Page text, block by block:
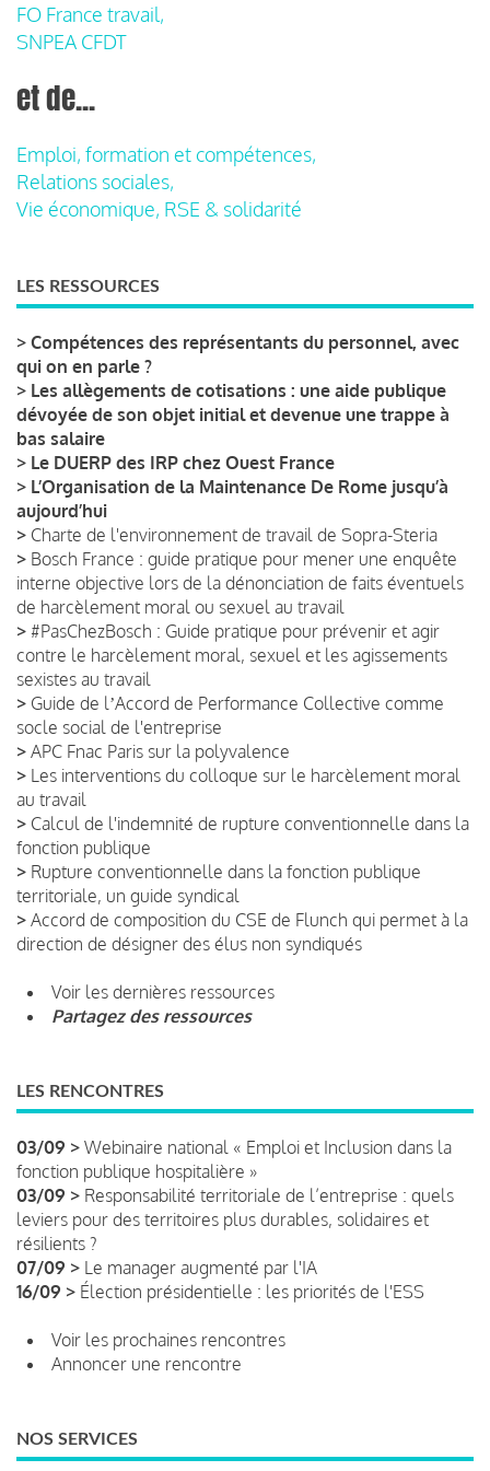
FO France travail,
SNPEA CFDT
et de...
Emploi, formation et compétences,
Relations sociales,
Vie économique, RSE & solidarité
LES RESSOURCES
> Compétences des représentants du personnel, avec
qui on en parle ?
> Les allègements de cotisations : une aide publique
dévoyée de son objet initial et devenue une trappe à
bas salaire
> Le DUERP des IRP chez Ouest France
> L’Organisation de la Maintenance De Rome jusqu’à
aujourd’hui
> Charte de l'environnement de travail de Sopra-Steria
> Bosch France : guide pratique pour mener une enquête
interne objective lors de la dénonciation de faits éventuels
de harcèlement moral ou sexuel au travail
> #PasChezBosch : Guide pratique pour prévenir et agir
contre le harcèlement moral, sexuel et les agissements
sexistes au travail
> Guide de lʼAccord de Performance Collective comme
socle social de l'entreprise
> APC Fnac Paris sur la polyvalence
> Les interventions du colloque sur le harcèlement moral
au travail
> Calcul de l'indemnité de rupture conventionnelle dans la
fonction publique
> Rupture conventionnelle dans la fonction publique
territoriale, un guide syndical
> Accord de composition du CSE de Flunch qui permet à la
direction de désigner des élus non syndiqués
Voir les dernières ressources
Partagez des ressources
LES RENCONTRES
03/09 > Webinaire national « Emploi et Inclusion dans la
fonction publique hospitalière »
03/09 > Responsabilité territoriale de l’entreprise : quels
leviers pour des territoires plus durables, solidaires et
résilients ?
07/09 > Le manager augmenté par l'IA
16/09 > Élection présidentielle : les priorités de l'ESS
Voir les prochaines rencontres
Annoncer une rencontre
NOS SERVICES